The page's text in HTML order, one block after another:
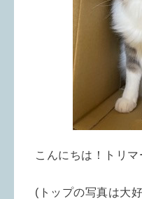
こんにちは！トリマ
(トップの写真は大